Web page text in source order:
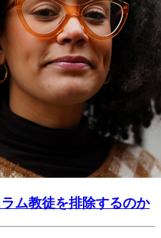
ム教徒を排除するのか